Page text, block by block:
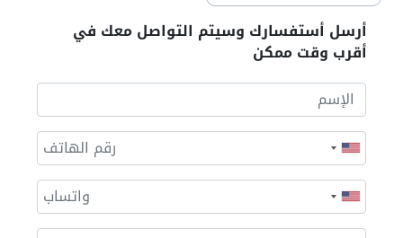
أرسل أستفسارك وسيتم التواصل معك في
أقرب وقت ممكن